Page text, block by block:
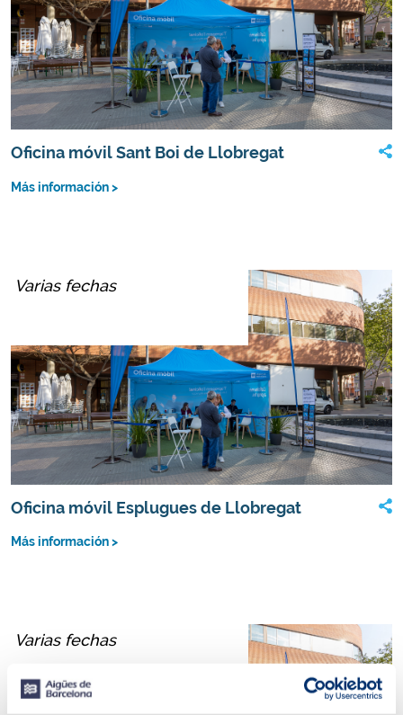
Oficina móvil Sant Boi de Llobregat
Más información >
Varias fechas
Oficina móvil Esplugues de Llobregat
Más información >
Varias fechas